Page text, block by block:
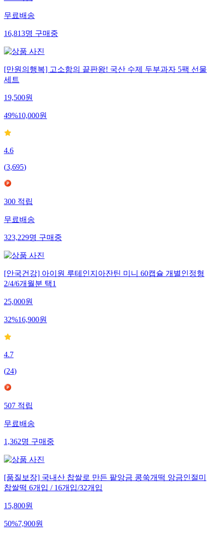
147적립
무료배송
16,813명구매중
[만원의행복] 고소함의 끝판왕! 국산 수제 두부과자 5팩 선물
세트
19,500원
49%10,000원
4.6
(3,695)
300적립
무료배송
323,229명구매중
[안국건강] 아이원 루테인지아잔틴 미니 60캡슐 개별인정형
2/4/6개월분 택1
25,000원
32%16,900원
4.7
(24)
507적립
무료배송
1,362명구매중
[품질보장] 국내산 찹쌀로 만든 팥앙금 콩쑥개떡 앙금인절미
찹쌀떡 6개입 / 16개입/32개입
15,800원
50%7,900원